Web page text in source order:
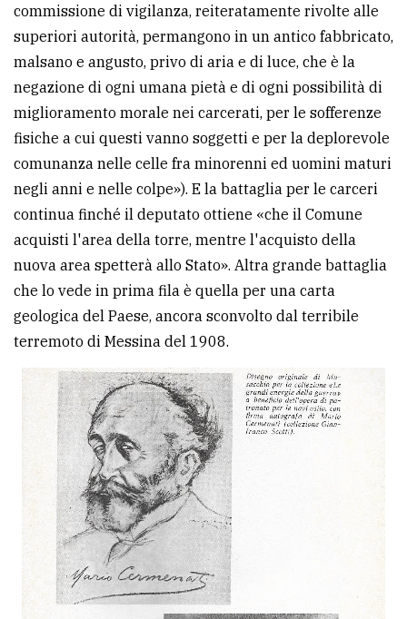
commissione di vigilanza, reiteratamente rivolte alle
superiori autorità, permangono in un antico fabbricato,
malsano e angusto, privo di aria e di luce, che è la
negazione di ogni umana pietà e di ogni possibilità di
miglioramento morale nei carcerati, per le sofferenze
fisiche a cui questi vanno soggetti e per la deplorevole
comunanza nelle celle fra minorenni ed uomini maturi
negli anni e nelle colpe»). E la battaglia per le carceri
continua finché il deputato ottiene «che il Comune
acquisti l'area della torre, mentre l'acquisto della
nuova area spetterà allo Stato». Altra grande battaglia
che lo vede in prima fila è quella per una carta
geologica del Paese, ancora sconvolto dal terribile
terremoto di Messina del 1908.